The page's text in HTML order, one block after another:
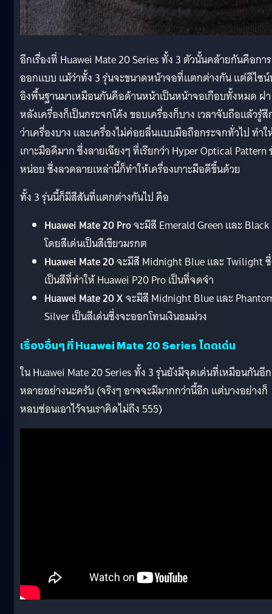
อีกเรื่องที่ Huawei Mate 20 Series ทั้ง 3 ตัวนั้นคล้ายกันคือการ
ออกแบบ แม้ว่าทั้ง 3 รุ่นจะขนาดหน้าจอที่แตกต่างกัน แต่ดีไซ
อิงพื้นฐานมาเหมือนกันคือด้านหน้าเป็นหน้าจอเกือบทั้งหมด ฝา
หลังเครื่องก็เป็นกระจกโค้ง ขอบเครื่องก็บาง เวลาจับถือแล้วรู้
ว่าเครื่องบาง และเครื่องไม่ค่อยลื่นแบบมือถือกระจกทั่วไป ทำใ
เกาะมือดีมาก ซึ่งลายเฉียงๆ ที่เรียกว่า Hyper Optical Pattern
หน่อย ซึ่งลวดลายเหล่านี้ก็ทำให้เครื่องเกาะมือดีขึ้นด้วย
ทั้ง 3 รุ่นนี้ก็มีสีสันที่แตกต่างกันไป คือ
Huawei Mate 20 Proจะมีสี Emerald Green และ Black
โดยสีเด่นเป็นสีเขียวมรกต
Huawei Mate 20จะมีสี Midnight Blue และ Twilight
เป็นสีที่ทำให้ Huawei P20 Pro เป็นที่จดจำ
Huawei Mate 20 Xจะมีสี Midnight Blue และ
Silver เป็นสีเด่นซึ่งจะออกโทนเงินอมม่วง
เรื่องอื่นๆ ที่ Huawei Mate 20 Series โดดเด่น
ใน Huawei Mate 20 Series ทั้ง 3 รุ่นยังมีจุดเด่นที่เหมือนกันอีก
หลายอย่างนะครับ (จริงๆ อาจจะมีมากกว่านี้อีก แต่บางอย่างก็
หลบซ่อนเอาไว้จนเราคิดไม่ถึง 555)